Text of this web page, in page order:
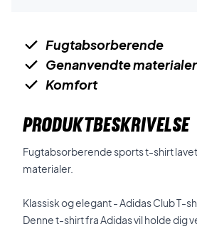
Fugtabsorberende
Genanvendte materialer
Komfort
PRODUKTBESKRIVELSE
Fugtabsorberende sports t-shirt
materialer.
Klassisk og elegant - Adidas Club T-
Denne t-shirt fra Adidas vil holde dig